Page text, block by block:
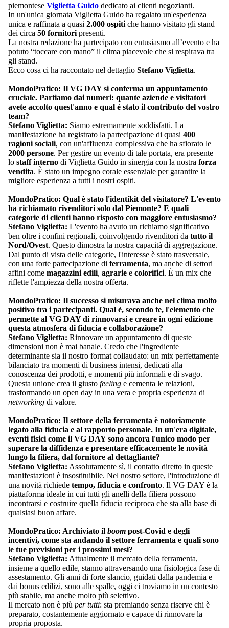
piemontese Viglietta Guido dedicato ai clienti negozianti.
In un'unica giornata Viglietta Guido ha regalato un'esperienza
unica e raffinata a quasi 2.000 ospiti che hanno visitato gli stand
dei circa 50 fornitori presenti.
La nostra redazione ha partecipato con entusiasmo all’evento e ha
potuto “toccare con mano” il clima piacevole che si respirava tra
gli stand.
Ecco cosa ci ha raccontato nel dettaglio Stefano Viglietta.
MondoPratico: Il VG DAY si conferma un appuntamento
cruciale. Partiamo dai numeri: quante aziende e visitatori
avete accolto quest'anno e qual è stato il contributo del vostro
team?
Stefano Viglietta: Siamo estremamente soddisfatti. La
manifestazione ha registrato la partecipazione di quasi 400
ragioni sociali, con un'affluenza complessiva che ha sfiorato le
2000 persone. Per gestire un evento di tale portata, era presente
lo staff interno di Viglietta Guido in sinergia con la nostra forza
vendita. È stato un impegno corale essenziale per garantire la
migliore esperienza a tutti i nostri ospiti.
MondoPratico: Qual è stato l'identikit del visitatore? L'evento
ha richiamato rivenditori solo dal Piemonte? E quali
categorie di clienti hanno risposto con maggiore entusiasmo?
Stefano Viglietta: L'evento ha avuto un richiamo significativo
ben oltre i confini regionali, coinvolgendo rivenditori da tutto il
Nord/Ovest. Questo dimostra la nostra capacità di aggregazione.
Dal punto di vista delle categorie, l'interesse è stato trasversale,
con una forte partecipazione di ferramenta, ma anche di settori
affini come magazzini edili, agrarie e colorifici. È un mix che
riflette l'ampiezza della nostra offerta.
MondoPratico: Il successo si misurava anche nel clima molto
positivo tra i partecipanti. Qual è, secondo te, l'elemento che
permette al VG DAY di rinnovarsi e creare in ogni edizione
questa atmosfera di fiducia e collaborazione?
Stefano Viglietta: Rinnovare un appuntamento di queste
dimensioni non è mai banale. Credo che l'ingrediente
determinante sia il nostro format collaudato: un mix perfettamente
bilanciato tra momenti di business intensi, dedicati alla
conoscenza dei prodotti, e momenti più informali e di svago.
Questa unione crea il giusto feeling e cementa le relazioni,
trasformando un open day in una vera e propria esperienza di
networking di valore.
MondoPratico: Il settore della ferramenta è notoriamente
legato alla fiducia e al rapporto personale. In un'era digitale,
eventi fisici come il VG DAY sono ancora l'unico modo per
superare la diffidenza e presentare efficacemente le novità
lungo la filiera, dal fornitore al dettagliante?
Stefano Viglietta: Assolutamente sì, il contatto diretto in queste
manifestazioni è insostituibile. Nel nostro settore, l'introduzione di
una novità richiede tempo, fiducia e confronto. Il VG DAY è la
piattaforma ideale in cui tutti gli anelli della filiera possono
incontrarsi e costruire quella fiducia reciproca che sta alla base di
qualsiasi buon affare.
MondoPratico: Archiviato il boom post-Covid e degli
incentivi, come sta andando il settore ferramenta e quali sono
le tue previsioni per i prossimi mesi?
Stefano Viglietta: Attualmente il mercato della ferramenta,
insieme a quello edile, stanno attraversando una fisiologica fase di
assestamento. Gli anni di forte slancio, guidati dalla pandemia e
dai bonus edilizi, sono alle spalle, oggi ci troviamo in un contesto
più stabile, ma anche molto più selettivo.
Il mercato non è più per tutti: sta premiando senza riserve chi è
preparato, costantemente aggiornato e capace di rinnovare la
propria proposta.